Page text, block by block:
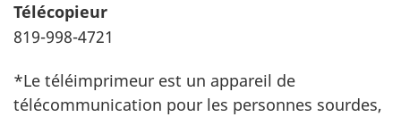
Télécopieur
819-998-4721
*Le téléimprimeur est un appareil de
télécommunication pour les personnes sourdes,